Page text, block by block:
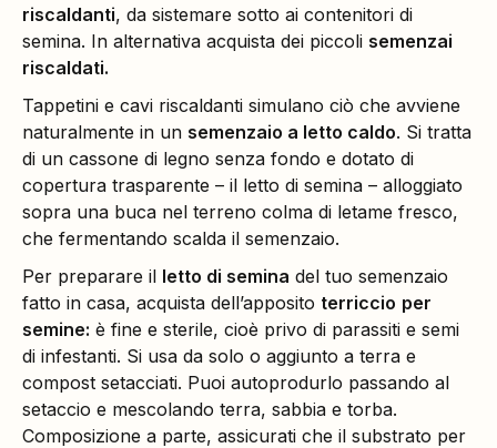
riscaldanti, da sistemare sotto ai contenitori di
semina. In alternativa acquista dei piccoli semenzai
riscaldati.
Tappetini e cavi riscaldanti simulano ciò che avviene
naturalmente in un semenzaio a letto caldo. Si tratta
di un cassone di legno senza fondo e dotato di
copertura trasparente – il letto di semina – alloggiato
sopra una buca nel terreno colma di letame fresco,
che fermentando scalda il semenzaio.
Per preparare il letto di semina del tuo semenzaio
fatto in casa, acquista dell’apposito terriccio per
semine: è fine e sterile, cioè privo di parassiti e semi
di infestanti. Si usa da solo o aggiunto a terra e
compost setacciati. Puoi autoprodurlo passando al
setaccio e mescolando terra, sabbia e torba.
Composizione a parte, assicurati che il substrato per